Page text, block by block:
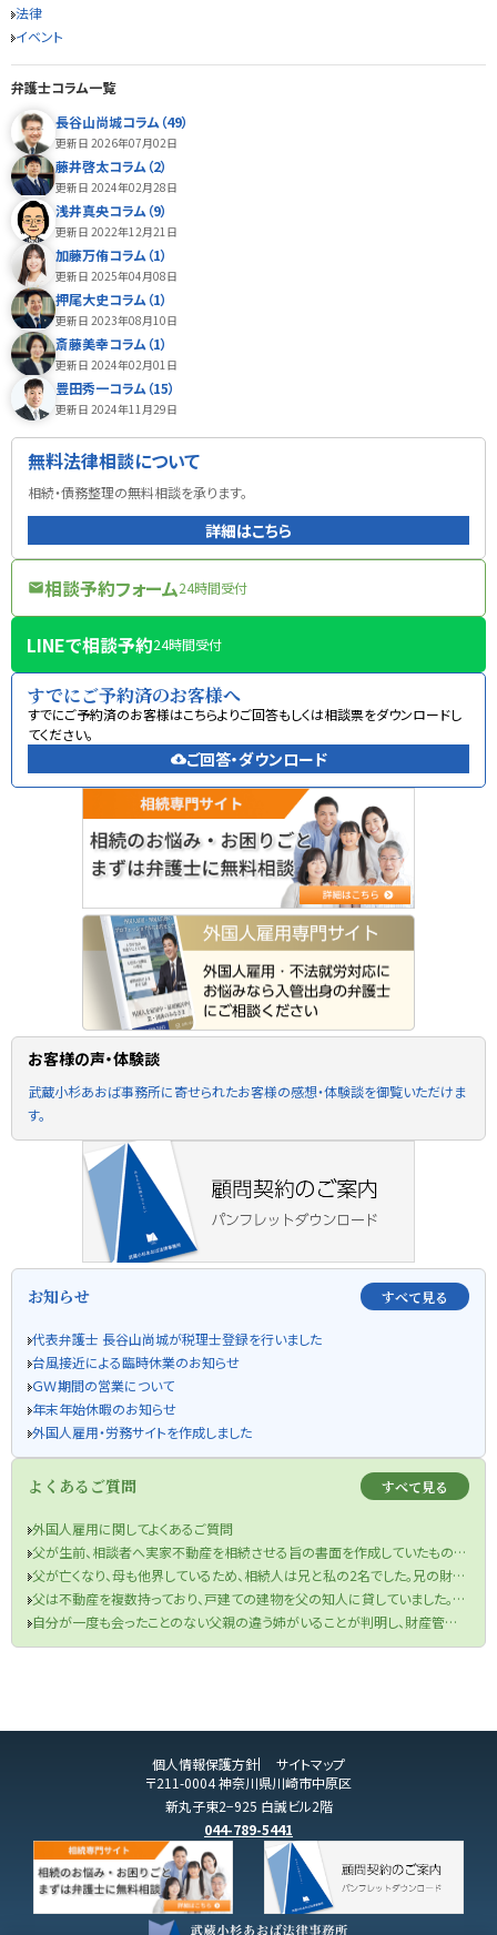
法律
イベント
弁護士コラム一覧
長谷山尚城コラム（49）
更新日 2026年07月02日
藤井啓太コラム（2）
更新日 2024年02月28日
浅井真央コラム（9）
更新日 2022年12月21日
加藤万侑コラム（1）
更新日 2025年04月08日
押尾大史コラム（1）
更新日 2023年08月10日
斎藤美幸コラム（1）
更新日 2024年02月01日
豊田秀一コラム（15）
更新日 2024年11月29日
無料法律相談について
相続・債務整理の無料相談を承ります。
詳細はこちら
mail相談予約フォーム24時間受付
LINEで相談予約24時間受付
すでにご予約済のお客様へ
すでにご予約済のお客様はこちらよりご回答もしくは相談票をダウンロードし
てください。
cloud_downloadご回答・ダウンロード
お客様の声・体験談
武蔵小杉あおば事務所に寄せられたお客様の感想・体験談を御覧いただけま
す。
お知らせ すべて見る
代表弁護士 長谷山尚城が税理士登録を行いました
台風接近による臨時休業のお知らせ
ＧＷ期間の営業について
年末年始休暇のお知らせ
外国人雇用・労務サイトを作成しました
よくあるご質問 すべて見る
外国人雇用に関してよくあるご質問
父が生前、相談者へ実家不動産を相続させる旨の書面を作成していたものの、当該書面が遺言書の要件を満たしていなかった件
父が亡くなり、母も他界しているため、相続人は兄と私の2名でした。兄の財産目録を信じて遺産分割協議を行い、半分の金銭を受け取りました。兄が相続税申告も済ませてくれたため、手続きは終了したと思っていました。しかし、先月税務署から、父の口座から兄が1000万円を自分の口座に移していたと判明し、その金額を相続財産に加え、修正申告と追加の相続税を支払うよう求められました。取り分を主張できるのか、また追加の相続税を支払う必要があるのでしょうか？
父は不動産を複数持っており、戸建ての建物を父の知人に貸していました。役所から連絡があり、どうやら半年ほど前に賃借人が亡くなっており、現在、空き家になってしまっているということでした。まずは、賃借人の相続人に連絡をするよう言われましたが、役所は相続人の連絡先を教えてくれませんでした。私は賃借人の方と一度もお会いしたことがなく、相続人ももちろん把握していません。どうすればよいですか？
自分が一度も会ったことのない父親の違う姉がいることが判明し、財産管理能力もないことが分かったのですが、どうしたらよいですか？
〒211-0004 神奈川県川崎市中原区
新丸子東2−925 白誠ビル2階
044-789-5441
個人情報保護方針 サイトマップ